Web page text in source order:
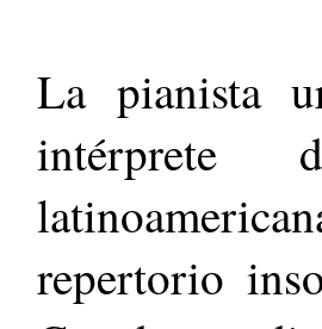
La pianista
intérprete
repertorio